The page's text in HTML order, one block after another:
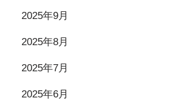
2025年9月
2025年8月
2025年7月
2025年6月